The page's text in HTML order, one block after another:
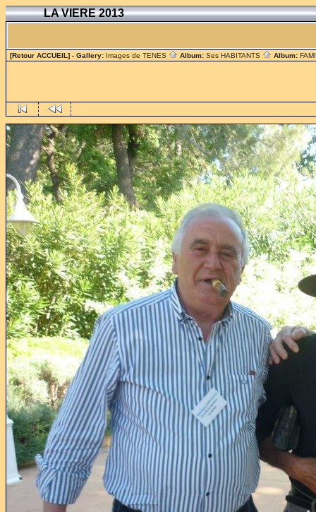
LA VIERE 2013
[Retour ACCUEIL] - Gallery: Images de TENES Album: Ses HABITANTS Album: